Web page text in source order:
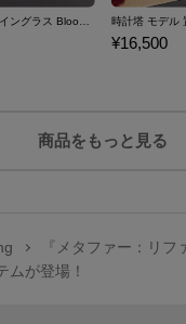
カインハースト モデル ワイングラス Bloodborne 時計塔 モデル
¥16,500
商品をもっと見る
『メタファー：リ
ムが登場！